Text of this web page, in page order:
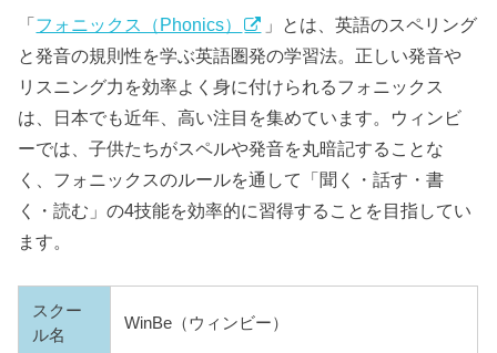
「フォニックス（Phonics）
」とは、英語のスペリング
と発音の規則性を学ぶ英語圏発の学習法。正しい発音や
リスニング力を効率よく身に付けられるフォニックス
は、日本でも近年、高い注目を集めています。ウィンビ
ーでは、子供たちがスペルや発音を丸暗記することな
く、フォニックスのルールを通して「聞く・話す・書
く・読む」の4技能を効率的に習得することを目指してい
ます。
スクー
ル名
WinBe（ウィンビー）